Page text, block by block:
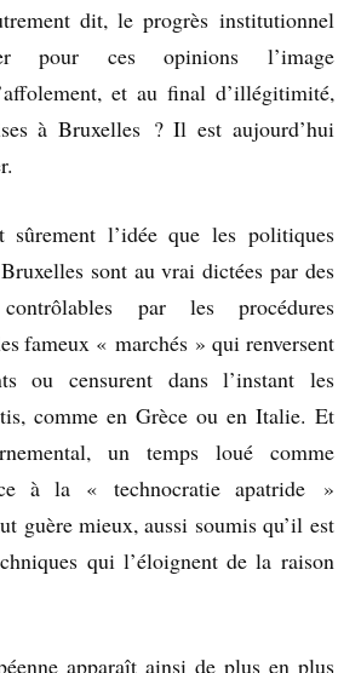
dit, le progrès institutionnel
pour ces opinions l’image
et au final d’illégitimité,
à Bruxelles ? Il est aujourd’hui
sûrement l’idée que les politiques
sont au vrai dictées par des
par les procédures
fameux « marchés » qui renversent
ou censurent dans l’instant les
comme en Grèce ou en Italie. Et
un temps loué comme
à la « technocratie apatride »
guère mieux, aussi soumis qu’il est
qui l’éloignent de la raison
apparaît ainsi de plus en plus